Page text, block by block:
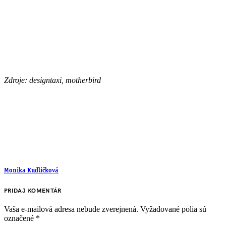
Zdroje: designtaxi, motherbird
Monika Kudličková
PRIDAJ KOMENTÁR
Vaša e-mailová adresa nebude zverejnená. Vyžadované polia sú
označené *